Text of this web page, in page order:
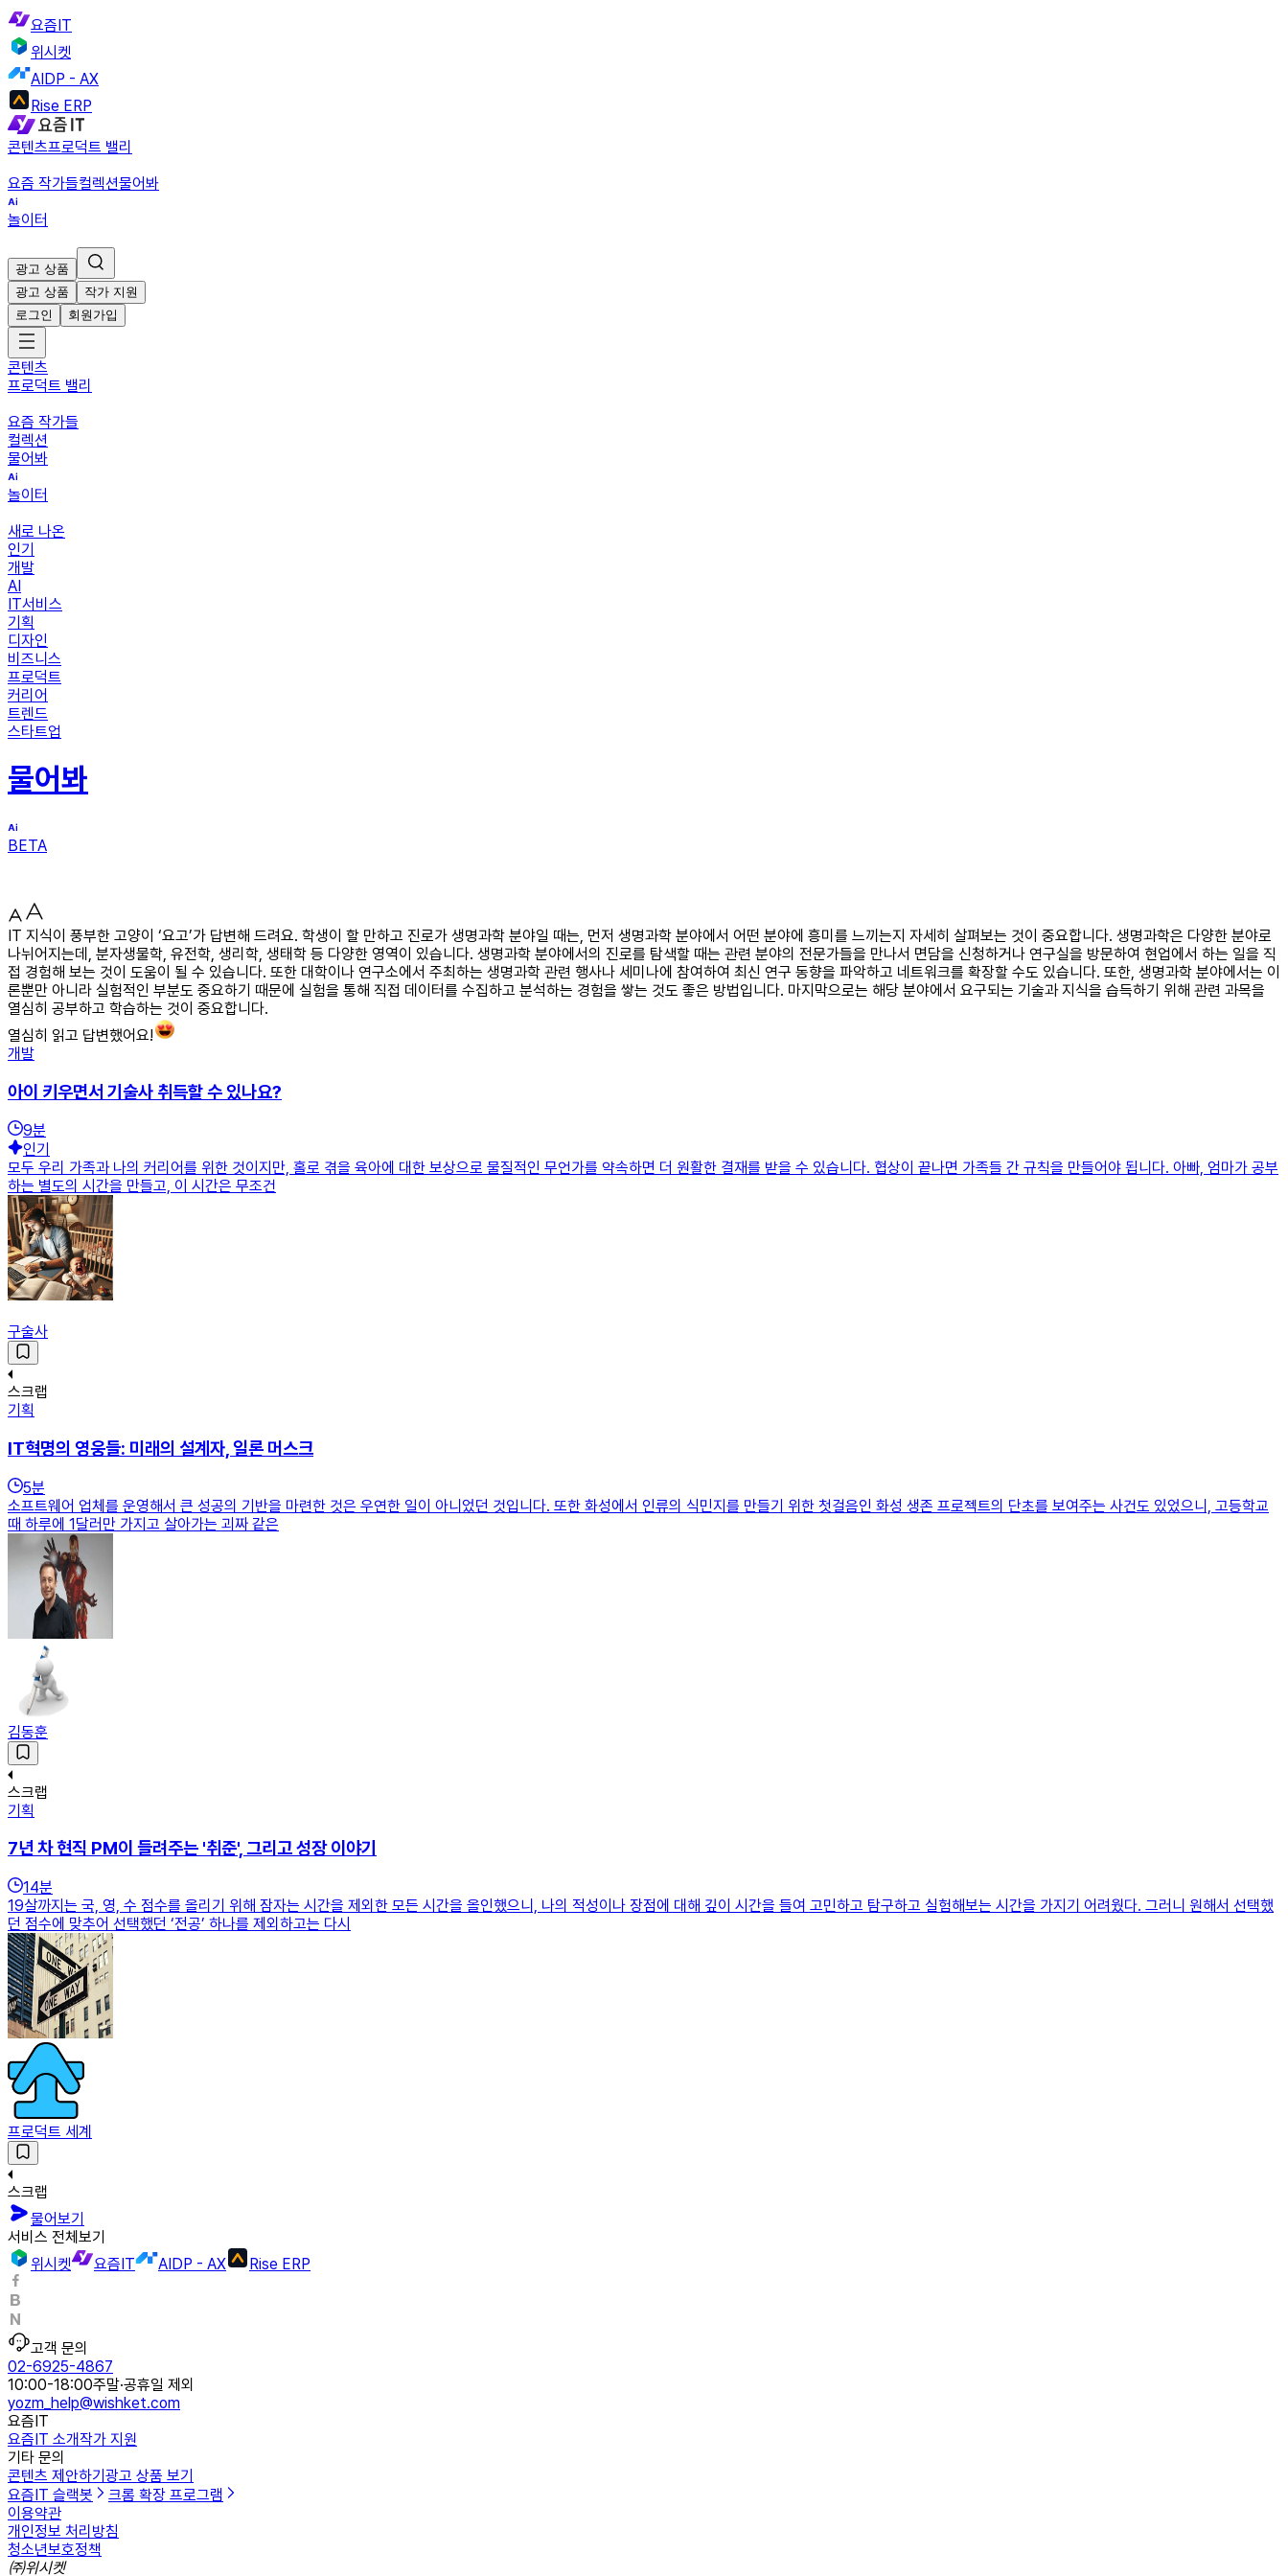
요즘IT
위시켓
AIDP - AX
Rise ERP
콘텐츠프로덕트 밸리
요즘 작가들컬렉션물어봐
놀이터
광고 상품
광고 상품
작가 지원
로그인
회원가입
콘텐츠
프로덕트 밸리
요즘 작가들
컬렉션
물어봐
놀이터
새로 나온
인기
개발
AI
IT서비스
기획
디자인
비즈니스
프로덕트
커리어
트렌드
스타트업
물어봐
BETA
IT 지식이 풍부한 고양이 ‘요고’가 답변해 드려요. 학생이 할 만하고 진로가 생명과학 분야일 때는, 먼저 생명과학 분야에서 어떤 분야에 흥미를 느끼는지 자세히 살펴보는 것이 중요합니다. 생명과학은 다양한 분야로
나뉘어지는데, 분자생물학, 유전학, 생리학, 생태학 등 다양한 영역이 있습니다. 생명과학 분야에서의 진로를 탐색할 때는 관련 분야의 전문가들을 만나서 면담을 신청하거나 연구실을 방문하여 현업에서 하는 일을 직
접 경험해 보는 것이 도움이 될 수 있습니다. 또한 대학이나 연구소에서 주최하는 생명과학 관련 행사나 세미나에 참여하여 최신 연구 동향을 파악하고 네트워크를 확장할 수도 있습니다. 또한, 생명과학 분야에서는 이
론뿐만 아니라 실험적인 부분도 중요하기 때문에 실험을 통해 직접 데이터를 수집하고 분석하는 경험을 쌓는 것도 좋은 방법입니다. 마지막으로는 해당 분야에서 요구되는 기술과 지식을 습득하기 위해 관련 과목을
열심히 공부하고 학습하는 것이 중요합니다.
열심히 읽고 답변했어요!
개발
아이 키우면서 기술사 취득할 수 있나요?
9분
인기
모두 우리 가족과 나의 커리어를 위한 것이지만, 홀로 겪을 육아에 대한 보상으로 물질적인 무언가를 약속하면 더 원활한 결재를 받을 수 있습니다. 협상이 끝나면 가족들 간 규칙을 만들어야 됩니다. 아빠, 엄마가 공부
하는 별도의 시간을 만들고, 이 시간은 무조건
구술사
스크랩
기획
IT혁명의 영웅들: 미래의 설계자, 일론 머스크
5분
소프트웨어 업체를 운영해서 큰 성공의 기반을 마련한 것은 우연한 일이 아니었던 것입니다. 또한 화성에서 인류의 식민지를 만들기 위한 첫걸음인 화성 생존 프로젝트의 단초를 보여주는 사건도 있었으니, 고등학교
때 하루에 1달러만 가지고 살아가는 괴짜 같은
김동훈
스크랩
기획
7년 차 현직 PM이 들려주는 '취준', 그리고 성장 이야기
14분
19살까지는 국, 영, 수 점수를 올리기 위해 잠자는 시간을 제외한 모든 시간을 올인했으니, 나의 적성이나 장점에 대해 깊이 시간을 들여 고민하고 탐구하고 실험해보는 시간을 가지기 어려웠다. 그러니 원해서 선택했
던 점수에 맞추어 선택했던 ‘전공’ 하나를 제외하고는 다시
프로덕트 세계
스크랩
물어보기
서비스 전체보기
위시켓
요즘IT AIDP - AX Rise ERP
고객 문의
02-6925-4867
10:00-18:00주말·공휴일 제외
yozm_help@wishket.com
요즘IT
요즘IT 소개작가 지원
기타 문의
콘텐츠 제안하기 광고 상품 보기
요즘IT 슬랙봇
크롬 확장 프로그램
이용약관
개인정보 처리방침
청소년보호정책
㈜위시켓